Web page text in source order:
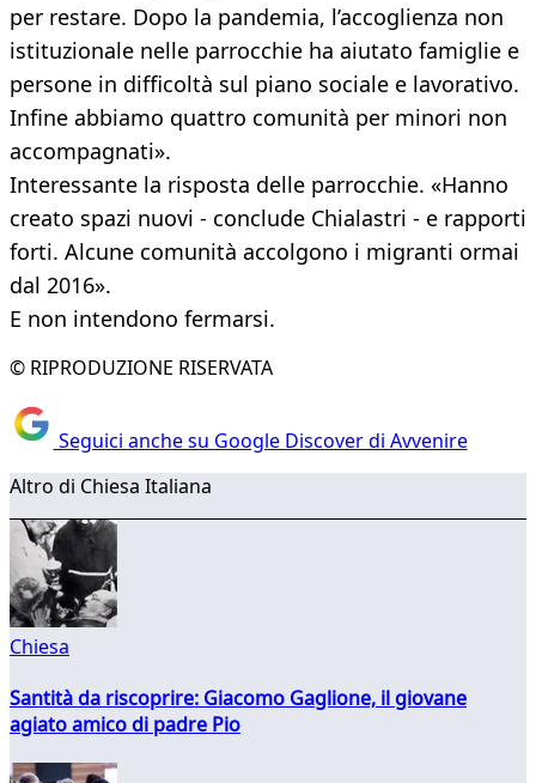
per restare. Dopo la pandemia, l’accoglienza non
istituzionale nelle parrocchie ha aiutato famiglie e
persone in difficoltà sul piano sociale e lavorativo.
Infine abbiamo quattro comunità per minori non
accompagnati».
Interessante la risposta delle parrocchie. «Hanno
creato spazi nuovi - conclude Chialastri - e rapporti
forti. Alcune comunità accolgono i migranti ormai
dal 2016».
E non intendono fermarsi.
© RIPRODUZIONE RISERVATA
Seguici anche su Google Discover di Avvenire
Altro di Chiesa Italiana
Chiesa
Santità da riscoprire: Giacomo Gaglione, il giovane
agiato amico di padre Pio